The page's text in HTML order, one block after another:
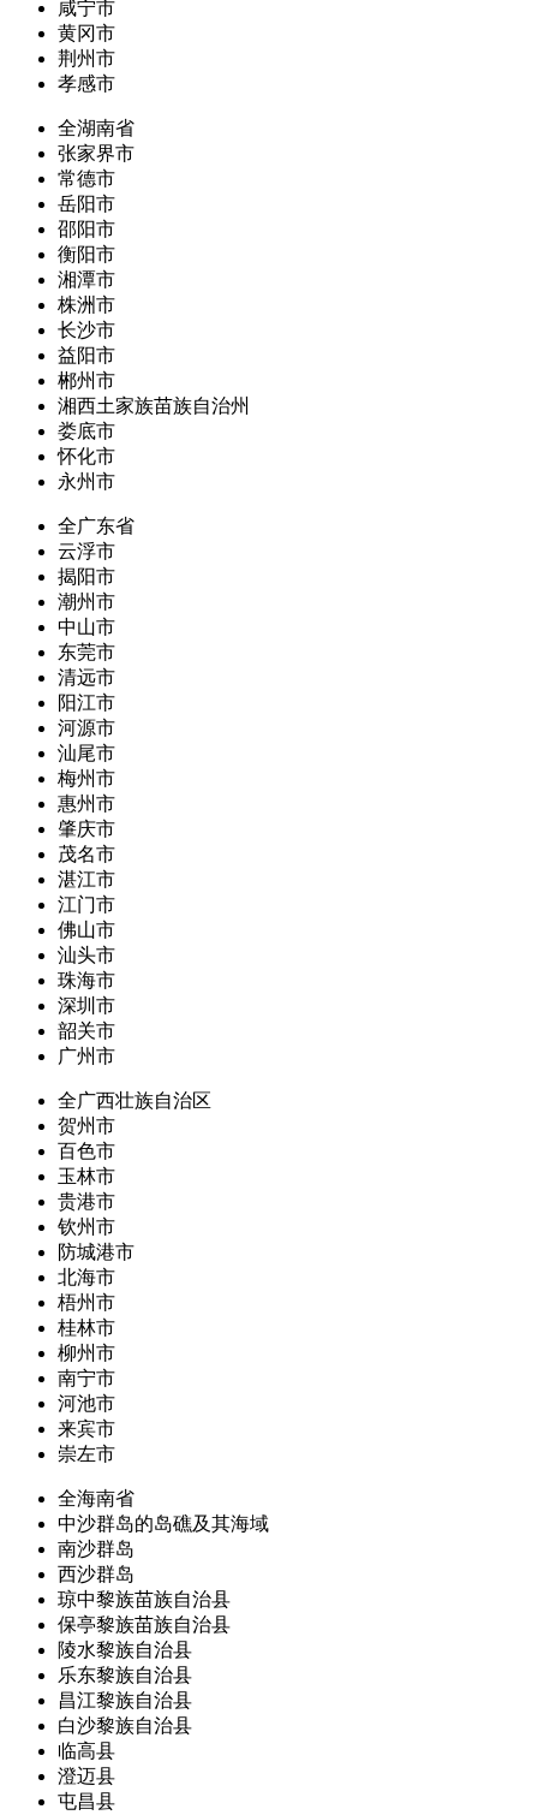
咸宁市
黄冈市
荆州市
孝感市
全湖南省
张家界市
常德市
岳阳市
邵阳市
衡阳市
湘潭市
株洲市
长沙市
益阳市
郴州市
湘西土家族苗族自治州
娄底市
怀化市
永州市
全广东省
云浮市
揭阳市
潮州市
中山市
东莞市
清远市
阳江市
河源市
汕尾市
梅州市
惠州市
肇庆市
茂名市
湛江市
江门市
佛山市
汕头市
珠海市
深圳市
韶关市
广州市
全广西壮族自治区
贺州市
百色市
玉林市
贵港市
钦州市
防城港市
北海市
梧州市
桂林市
柳州市
南宁市
河池市
来宾市
崇左市
全海南省
中沙群岛的岛礁及其海域
南沙群岛
西沙群岛
琼中黎族苗族自治县
保亭黎族苗族自治县
陵水黎族自治县
乐东黎族自治县
昌江黎族自治县
白沙黎族自治县
临高县
澄迈县
屯昌县